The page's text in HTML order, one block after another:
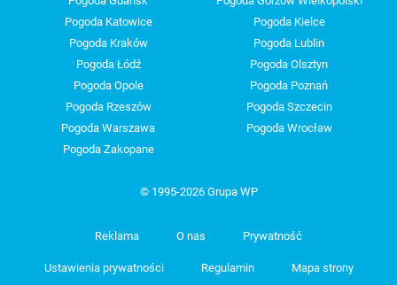
Pogoda Katowice
Pogoda Kielce
Pogoda Kraków
Pogoda Lublin
Pogoda Łódź
Pogoda Olsztyn
Pogoda Opole
Pogoda Poznań
Pogoda Rzeszów
Pogoda Szczecin
Pogoda Warszawa
Pogoda Wrocław
Pogoda Zakopane
© 1995-2026 Grupa WP
Reklama O nas Prywatność
Ustawienia prywatności Regulamin Mapa strony